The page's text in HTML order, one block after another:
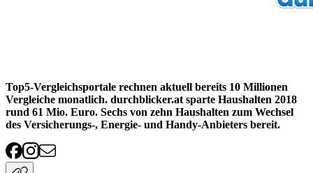
Top5-Vergleichsportale rechnen aktuell bereits 10 Millionen
Vergleiche monatlich. durchblicker.at sparte Haushalten 2018
rund 61 Mio. Euro. Sechs von zehn Haushalten zum Wechsel
des Versicherungs-, Energie- und Handy-Anbieters bereit.